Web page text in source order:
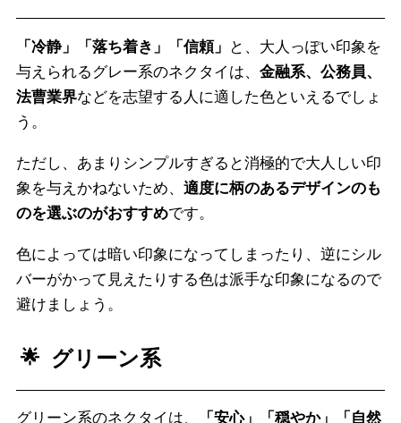
「冷静」「落ち着き」「信頼」
と、大人っぽい印象を
与えられるグレー系のネクタイは、 金融系、公務員、
法曹業界などを志望する人に適した色といえるでしょ
う。
ただし、あまりシンプルすぎると消極的で大人しい印
象を与えかねないため、 適度に柄のあるデザインのも
のを選ぶのがおすすめです。
色によっては暗い印象になってしまったり、逆にシル
バーがかって見えたりする色は派手な印象になるので
避けましょう。
グリーン系
グリーン系のネクタイは、
「安心」「穏やか」「自然